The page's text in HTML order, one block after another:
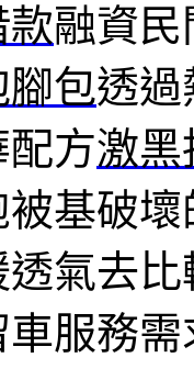
融資
腳包透過
方激黑
基破壞
氣去
服務